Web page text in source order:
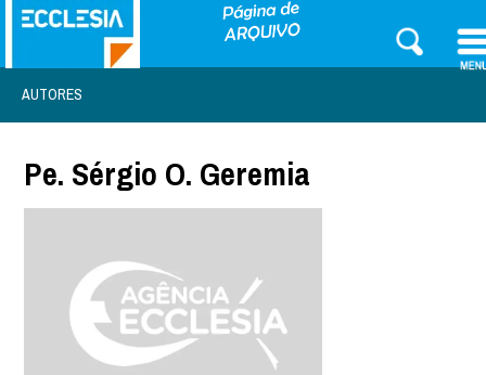
AUTORES
Pe. Sérgio O. Geremia